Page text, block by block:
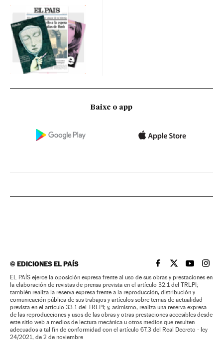
Baixe o app
©EDICIONES EL PAÍS EL PAÍS BRASIL EN
EL PAÍSEL PAÍS
EL
EL PAÍS ejerce la oposición expresa frente al uso de sus obras y prestaciones en
la elaboración de revistas de prensa prevista en el artículo 32.1 del TRLPI;
también realiza la reserva expresa frente a la reproducción, distribución y
comunicación pública de sus trabajos y artículos sobre temas de actualidad
prevista en el artículo 33.1 del TRLPI; y, asimismo, realiza una reserva expresa
de las reproducciones y usos de las obras y otras prestaciones accesibles desde
este sitio web a medios de lectura mecánica u otros medios que resulten
adecuados a tal fin de conformidad con el artículo 67.3 del Real Decreto - ley
24/2021, de 2 de noviembre